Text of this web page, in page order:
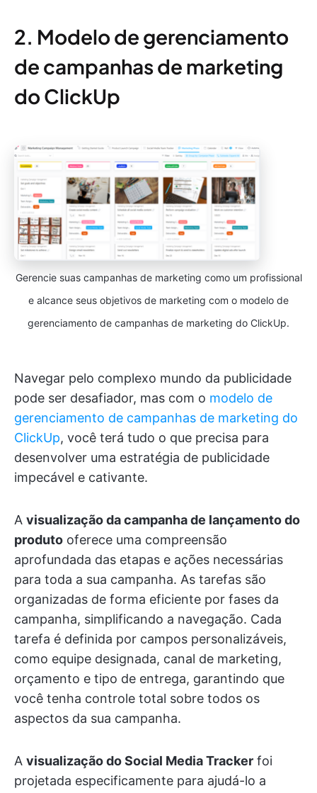
2. Modelo de gerenciamento
de campanhas de marketing
do ClickUp
Gerencie suas campanhas de marketing como um profissional
e alcance seus objetivos de marketing com o modelo de
gerenciamento de campanhas de marketing do ClickUp.
Navegar pelo complexo mundo da publicidade
pode ser desafiador, mas com o modelo de
gerenciamento de campanhas de marketing do
ClickUp, você terá tudo o que precisa para
desenvolver uma estratégia de publicidade
impecável e cativante.
A visualização da campanha de lançamento do
produto oferece uma compreensão
aprofundada das etapas e ações necessárias
para toda a sua campanha. As tarefas são
organizadas de forma eficiente por fases da
campanha, simplificando a navegação. Cada
tarefa é definida por campos personalizáveis,
como equipe designada, canal de marketing,
orçamento e tipo de entrega, garantindo que
você tenha controle total sobre todos os
aspectos da sua campanha.
A visualização do Social Media Tracker foi
projetada especificamente para ajudá-lo a